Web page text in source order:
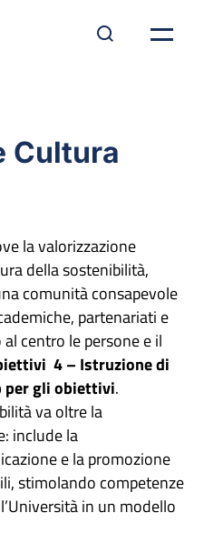
Cultura
la valorizzazione
della sostenibilità,
comunità consapevole
partenariati e
centro le persone e il
4 – Istruzione di
per gli obiettivi.
va oltre la
include la
e la promozione
stimolando competenze
in un modello